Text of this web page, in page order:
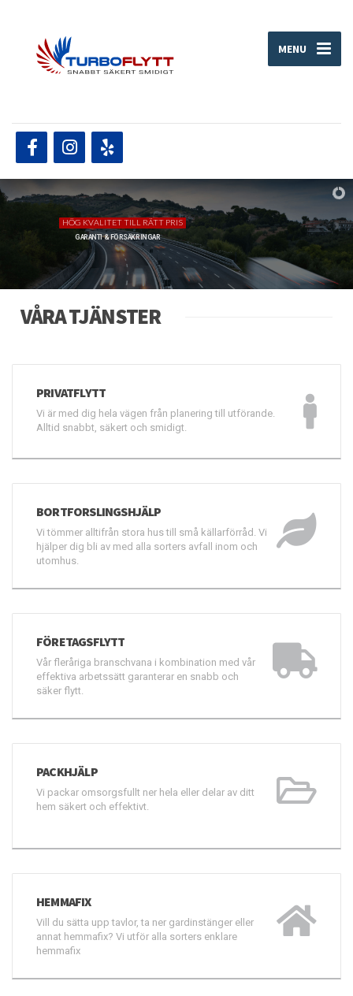
MENU
HÖG KVALITET TILL RÄTT PRIS
GARANTI & FÖRSÄKRINGAR
VÅRA TJÄNSTER
PRIVATFLYTT
Vi är med dig hela vägen från planering till utförande.
Alltid snabbt, säkert och smidigt.
BORTFORSLINGSHJÄLP
Vi tömmer alltifrån stora hus till små källarförråd. Vi
hjälper dig bli av med alla sorters avfall inom och
utomhus.
FÖRETAGSFLYTT
Vår fleråriga branschvana i kombination med vår
effektiva arbetssätt garanterar en snabb och
säker flytt.
PACKHJÄLP
Vi packar omsorgsfullt ner hela eller delar av ditt
hem säkert och effektivt.
HEMMAFIX
Vill du sätta upp tavlor, ta ner gardinstänger eller
annat hemmafix? Vi utför alla sorters enklare
hemmafix